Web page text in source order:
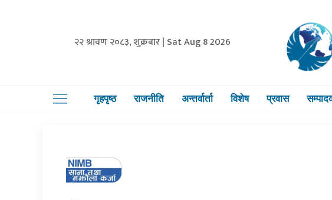
२२ श्रावण २०८३, शुक्रबार | Sat Aug 8 2026
गृहपृष्ठ राजनीति अन्तर्वार्ता विशेष प्रवास